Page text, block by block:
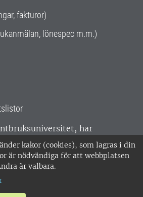
kakor (cookies), som lagras i din
är nödvändiga för att webbplatsen
är valbara.
fakturor)
lönespec m.m.)
har
hela Sverige. Huvudorter är
och Umeå.SLU är
ISO 14001. •
nr: 202100-2817 •